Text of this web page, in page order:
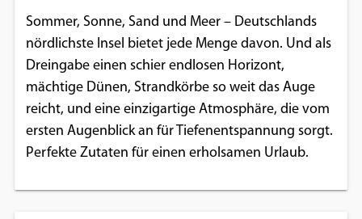
Sommer, Sonne, Sand und Meer – Deutschlands
nördlichste Insel bietet jede Menge davon. Und als
Dreingabe einen schier endlosen Horizont,
mächtige Dünen, Strandkörbe so weit das Auge
reicht, und eine einzigartige Atmosphäre, die vom
ersten Augenblick an für Tiefenentspannung sorgt.
Perfekte Zutaten für einen erholsamen Urlaub.